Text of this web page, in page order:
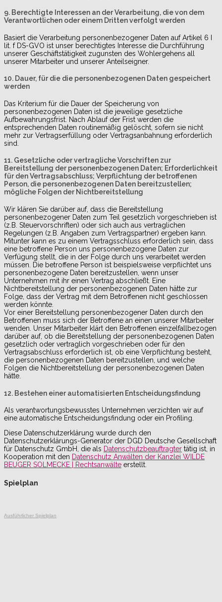
9. Berechtigte Interessen an der Verarbeitung, die von dem
Verantwortlichen oder einem Dritten verfolgt werden
Basiert die Verarbeitung personenbezogener Daten auf Artikel 6 I
lit. f DS-GVO ist unser berechtigtes Interesse die Durchführung
unserer Geschäftstätigkeit zugunsten des Wohlergehens all
unserer Mitarbeiter und unserer Anteilseigner.
10. Dauer, für die die personenbezogenen Daten gespeichert
werden
Das Kriterium für die Dauer der Speicherung von
personenbezogenen Daten ist die jeweilige gesetzliche
Aufbewahrungsfrist. Nach Ablauf der Frist werden die
entsprechenden Daten routinemäßig gelöscht, sofern sie nicht
mehr zur Vertragserfüllung oder Vertragsanbahnung erforderlich
sind.
11. Gesetzliche oder vertragliche Vorschriften zur
Bereitstellung der personenbezogenen Daten; Erforderlichkeit
für den Vertragsabschluss; Verpflichtung der betroffenen
Person, die personenbezogenen Daten bereitzustellen;
mögliche Folgen der Nichtbereitstellung
Wir klären Sie darüber auf, dass die Bereitstellung
personenbezogener Daten zum Teil gesetzlich vorgeschrieben ist
(z.B. Steuervorschriften) oder sich auch aus vertraglichen
Regelungen (z.B. Angaben zum Vertragspartner) ergeben kann.
Mitunter kann es zu einem Vertragsschluss erforderlich sein, dass
eine betroffene Person uns personenbezogene Daten zur
Verfügung stellt, die in der Folge durch uns verarbeitet werden
müssen. Die betroffene Person ist beispielsweise verpflichtet uns
personenbezogene Daten bereitzustellen, wenn unser
Unternehmen mit ihr einen Vertrag abschließt. Eine
Nichtbereitstellung der personenbezogenen Daten hätte zur
Folge, dass der Vertrag mit dem Betroffenen nicht geschlossen
werden könnte.
Vor einer Bereitstellung personenbezogener Daten durch den
Betroffenen muss sich der Betroffene an einen unserer Mitarbeiter
wenden. Unser Mitarbeiter klärt den Betroffenen einzelfallbezogen
darüber auf, ob die Bereitstellung der personenbezogenen Daten
gesetzlich oder vertraglich vorgeschrieben oder für den
Vertragsabschluss erforderlich ist, ob eine Verpflichtung besteht,
die personenbezogenen Daten bereitzustellen, und welche
Folgen die Nichtbereitstellung der personenbezogenen Daten
hätte.
12. Bestehen einer automatisierten Entscheidungsfindung
Als verantwortungsbewusstes Unternehmen verzichten wir auf
eine automatische Entscheidungsfindung oder ein Profiling.
Diese Datenschutzerklärung wurde durch den
Datenschutzerklärungs-Generator der DGD Deutsche Gesellschaft
für Datenschutz GmbH, die als Datenschutzbeauftragter tätig ist, in
Kooperation mit den Datenschutz Anwälten der Kanzlei WILDE
BEUGER SOLMECKE | Rechtsanwälte erstellt.
Spielplan
Ausführlicher Spielplan